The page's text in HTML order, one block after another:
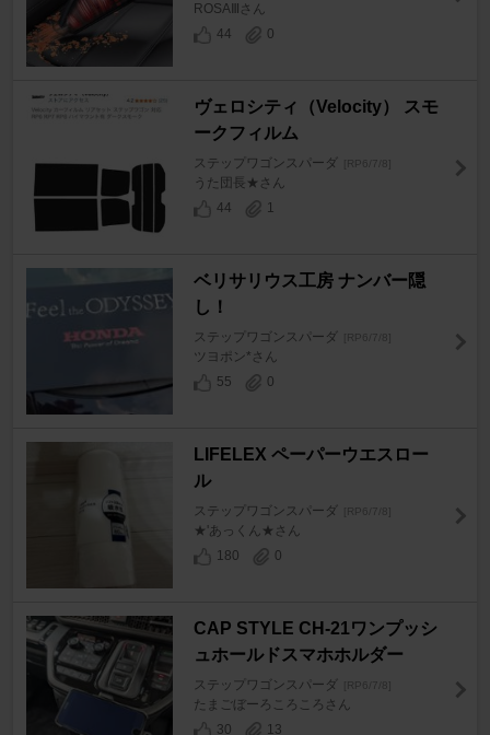
ROSAⅢさん
44
0
ヴェロシティ（Velocity） スモ
ークフィルム
ステップワゴンスパーダ [RP6/7/8]
うた団長★さん
44
1
ベリサリウス工房 ナンバー隠
し！
ステップワゴンスパーダ [RP6/7/8]
ツヨポン*さん
55
0
LIFELEX ペーパーウエスロー
ル
ステップワゴンスパーダ [RP6/7/8]
★'あっくん★さん
180
0
CAP STYLE CH-21ワンプッシ
ュホールドスマホホルダー
ステップワゴンスパーダ [RP6/7/8]
たまごぼーろころころさん
30
13